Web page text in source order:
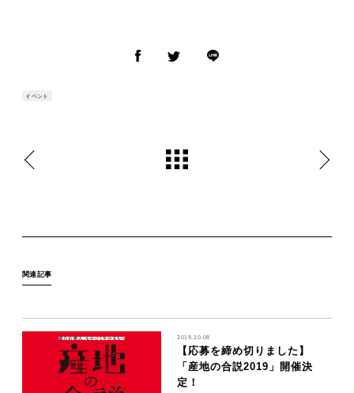
イベント
関連記事
2019.10.08
【応募を締め切りました】
「産地の合説2019」開催決
定！